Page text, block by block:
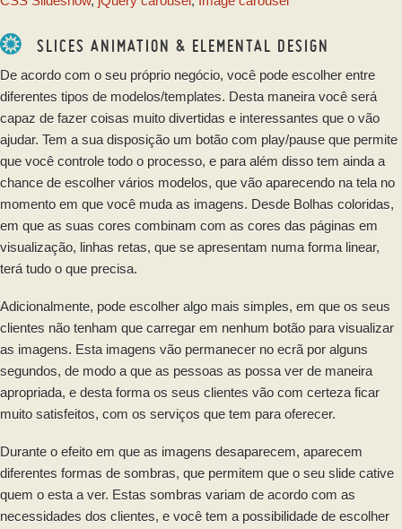
SLICES ANIMATION & ELEMENTAL DESIGN
De acordo com o seu próprio negócio, você pode escolher entre
diferentes tipos de modelos/templates. Desta maneira você será
capaz de fazer coisas muito divertidas e interessantes que o vão
ajudar. Tem a sua disposição um botão com play/pause que permite
que você controle todo o processo, e para além disso tem ainda a
chance de escolher vários modelos, que vão aparecendo na tela no
momento em que você muda as imagens. Desde Bolhas coloridas,
em que as suas cores combinam com as cores das páginas em
visualização, linhas retas, que se apresentam numa forma linear,
terá tudo o que precisa.
Adicionalmente, pode escolher algo mais simples, em que os seus
clientes não tenham que carregar em nenhum botão para visualizar
as imagens. Esta imagens vão permanecer no ecrã por alguns
segundos, de modo a que as pessoas as possa ver de maneira
apropriada, e desta forma os seus clientes vão com certeza ficar
muito satisfeitos, com os serviços que tem para oferecer.
Durante o efeito em que as imagens desaparecem, aparecem
diferentes formas de sombras, que permitem que o seu slide cative
quem o esta a ver. Estas sombras variam de acordo com as
necessidades dos clientes, e você tem a possibilidade de escolher